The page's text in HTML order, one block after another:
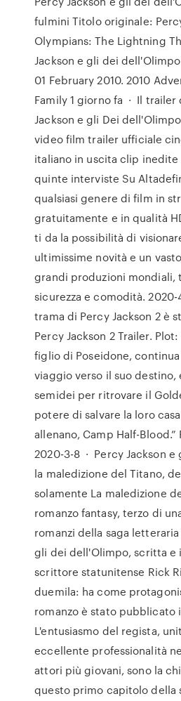
fulmini Titolo originale:
Olympians: The Lightning
Jackson e gli dei
01 February 2010. 2010
Family 1 giorno fa · Il
Jackson e gli Dei
video film trailer ufficiale
italiano in uscita clip
quinte interviste Su
qualsiasi genere di film in
gratuitamente e in qualità
ti da la possibilità di
ultimissime novità e un
grandi produzioni mondiali,
sicurezza e comodità. 2020-
trama di Percy Jackson 2 è
Percy Jackson 2 Trailer.
figlio di Poseidone,
viaggio verso il suo destino,
semidei per ritrovare il
potere di salvare la loro
allenano, Camp Half-Blood.”
2020-3-8 · Percy Jackson
la maledizione del Titano,
solamente La maledizione
romanzo fantasy, terzo di
romanzi della saga
gli dei dell'Olimpo, scritta e
scrittore statunitense Rick
duemila: ha come
romanzo è stato pubblicato
L'entusiasmo del regista,
eccellente professionalità
attori più giovani, sono la
questo primo capitolo della